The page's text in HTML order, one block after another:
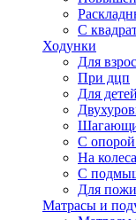
С
Ходунки
Для
При дцп
Для детей
С опорой
На
С
Для
Матрасы и